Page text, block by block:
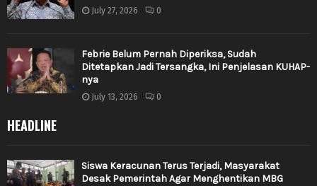
July 27, 2026 0
Febrie Belum Pernah Diperiksa, Sudah
Ditetapkan Jadi Tersangka, Ini Penjelasan KUHAP-
nya
July 13, 2026 0
HEADLINE
Siswa Keracunan Terus Terjadi, Masyarakat
Desak Pemerintah Agar Menghentikan MBG